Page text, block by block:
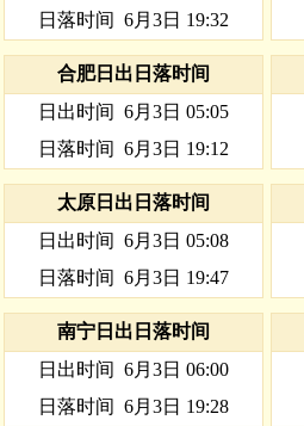
日落时间 6月3日 19:32
合肥日出日落时间
日出时间 6月3日 05:05
日落时间 6月3日 19:12
太原日出日落时间
日出时间 6月3日 05:08
日落时间 6月3日 19:47
南宁日出日落时间
日出时间 6月3日 06:00
日落时间 6月3日 19:28